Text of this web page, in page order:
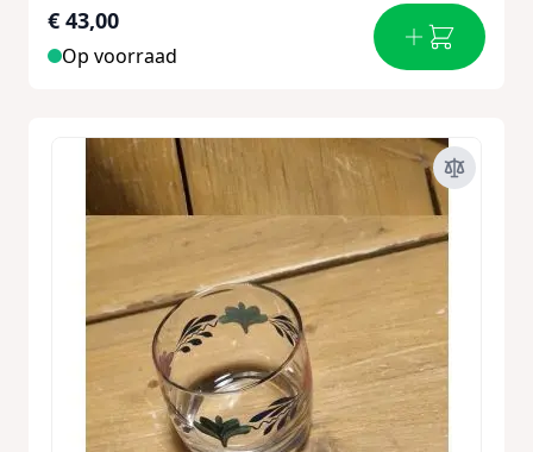
€ 43,00
Op voorraad